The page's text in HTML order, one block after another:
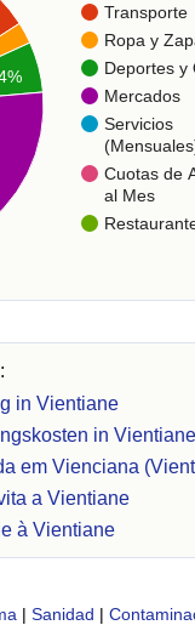
Transporte
Ropa y
Deportes y
Mercados
Servicios
Cuotas de
al Mes
in Vientiane
in Vientiane
em Vienciana
a Vientiane
à Vientiane
| Sanidad |